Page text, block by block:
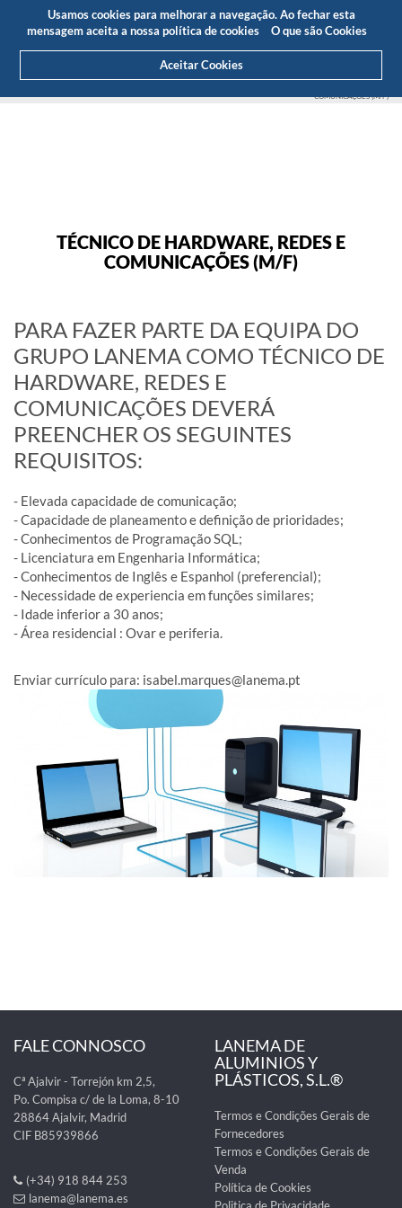
Usamos cookies para melhorar a navegação. Ao fechar esta
mensagem aceita a nossa política de cookies
O que são Cookies
Aceitar Cookies
Área Cliente
Orçamento(0)
COMUNICAÇÕES (M/F)
TÉCNICO DE HARDWARE, REDES E
COMUNICAÇÕES (M/F)
PARA FAZER PARTE DA EQUIPA DO
GRUPO LANEMA COMO TÉCNICO DE
HARDWARE, REDES E
COMUNICAÇÕES DEVERÁ
PREENCHER OS SEGUINTES
REQUISITOS:
- Elevada capacidade de comunicação;
- Capacidade de planeamento e definição de prioridades;
- Conhecimentos de Programação SQL;
- Licenciatura em Engenharia Informática;
- Conhecimentos de Inglês e Espanhol (preferencial);
- Necessidade de experiencia em funções similares;
- Idade inferior a 30 anos;
- Área residencial : Ovar e periferia.
Enviar currículo para: isabel.marques@lanema.pt
FALE CONNOSCO
Cª Ajalvir - Torrejón km 2,5,
Po. Compisa c/ de la Loma, 8-10
28864 Ajalvir, Madrid
CIF B85939866
(+34) 918 844 253
lanema@lanema.es
LANEMA DE
ALUMINIOS Y
PLÁSTICOS, S.L.®
Termos e Condições Gerais de
Fornecedores
Termos e Condições Gerais de
Venda
Política de Cookies